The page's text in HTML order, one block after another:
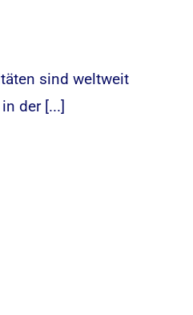
sind weltweit
der [...]